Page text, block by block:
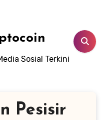
Sosial Terkini
Pesisir